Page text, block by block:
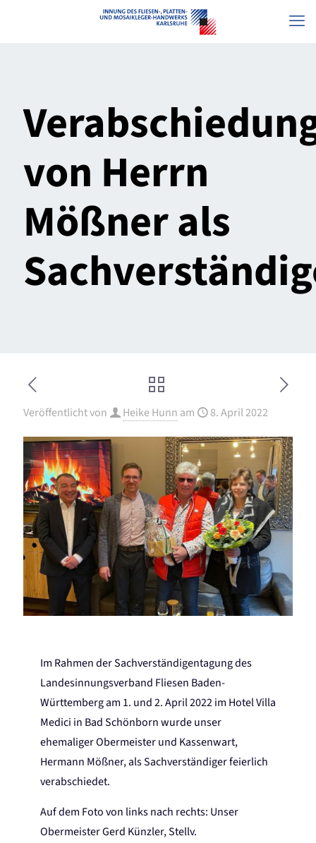
von Herrn
Mößner als
Veröffentlicht von Heike Hunn am 8. April 2022
Im Rahmen der Sachverständigentagung des
Landesinnungsverband Fliesen Baden-
Württemberg am 1. und 2. April 2022 im Hotel Villa
Medici in Bad Schönborn wurde unser
ehemaliger Obermeister und Kassenwart,
Hermann Mößner, als Sachverständiger feierlich
verabschiedet.
Auf dem Foto von links nach rechts: Unser
Obermeister Gerd Künzler, Stellv.